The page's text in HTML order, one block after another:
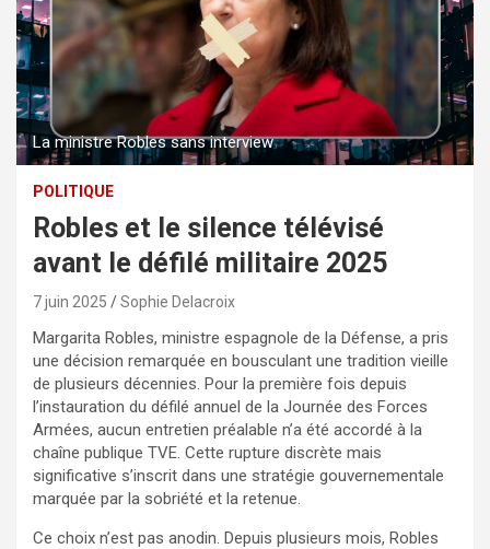
La ministre Robles sans interview
POLITIQUE
Robles et le silence télévisé
avant le défilé militaire 2025
7 juin 2025 Sophie Delacroix
Margarita Robles, ministre espagnole de la Défense, a pris
une décision remarquée en bousculant une tradition vieille
de plusieurs décennies. Pour la première fois depuis
l’instauration du défilé annuel de la Journée des Forces
Armées, aucun entretien préalable n’a été accordé à la
chaîne publique TVE. Cette rupture discrète mais
significative s’inscrit dans une stratégie gouvernementale
marquée par la sobriété et la retenue.
Ce choix n’est pas anodin. Depuis plusieurs mois, Robles